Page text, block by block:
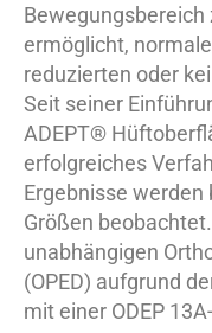
Bewegungsbereich
ermöglicht,
reduzierten oder
Seit seiner
ADEPT®
erfolgreiches
Ergebnisse
Größen
unabhängigen
(OPED) aufgrund
mit einer ODEP